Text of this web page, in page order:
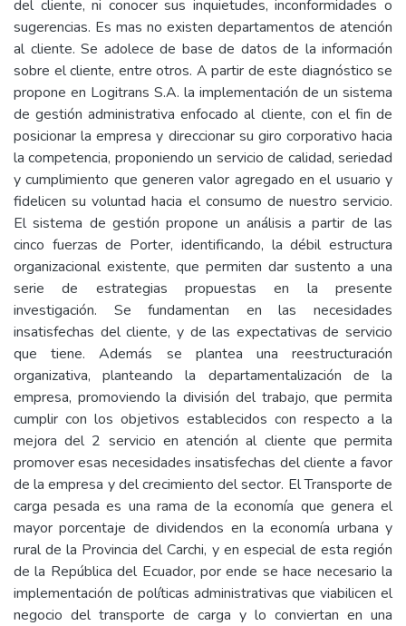
del cliente, ni conocer sus inquietudes, inconformidades o
sugerencias. Es mas no existen departamentos de atención
al cliente. Se adolece de base de datos de la información
sobre el cliente, entre otros. A partir de este diagnóstico se
propone en Logitrans S.A. la implementación de un sistema
de gestión administrativa enfocado al cliente, con el fin de
posicionar la empresa y direccionar su giro corporativo hacia
la competencia, proponiendo un servicio de calidad, seriedad
y cumplimiento que generen valor agregado en el usuario y
fidelicen su voluntad hacia el consumo de nuestro servicio.
El sistema de gestión propone un análisis a partir de las
cinco fuerzas de Porter, identificando, la débil estructura
organizacional existente, que permiten dar sustento a una
serie de estrategias propuestas en la presente
investigación. Se fundamentan en las necesidades
insatisfechas del cliente, y de las expectativas de servicio
que tiene. Además se plantea una reestructuración
organizativa, planteando la departamentalización de la
empresa, promoviendo la división del trabajo, que permita
cumplir con los objetivos establecidos con respecto a la
mejora del 2 servicio en atención al cliente que permita
promover esas necesidades insatisfechas del cliente a favor
de la empresa y del crecimiento del sector. El Transporte de
carga pesada es una rama de la economía que genera el
mayor porcentaje de dividendos en la economía urbana y
rural de la Provincia del Carchi, y en especial de esta región
de la República del Ecuador, por ende se hace necesario la
implementación de políticas administrativas que viabilicen el
negocio del transporte de carga y lo conviertan en una